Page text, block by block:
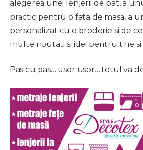
alegerea unei lenjerii de pat, a
practic pentru o fata de masa, a
personalizat cu o broderie si de
multe noutati si idei pentru tine si
Pas cu pas….usor usor….totul va